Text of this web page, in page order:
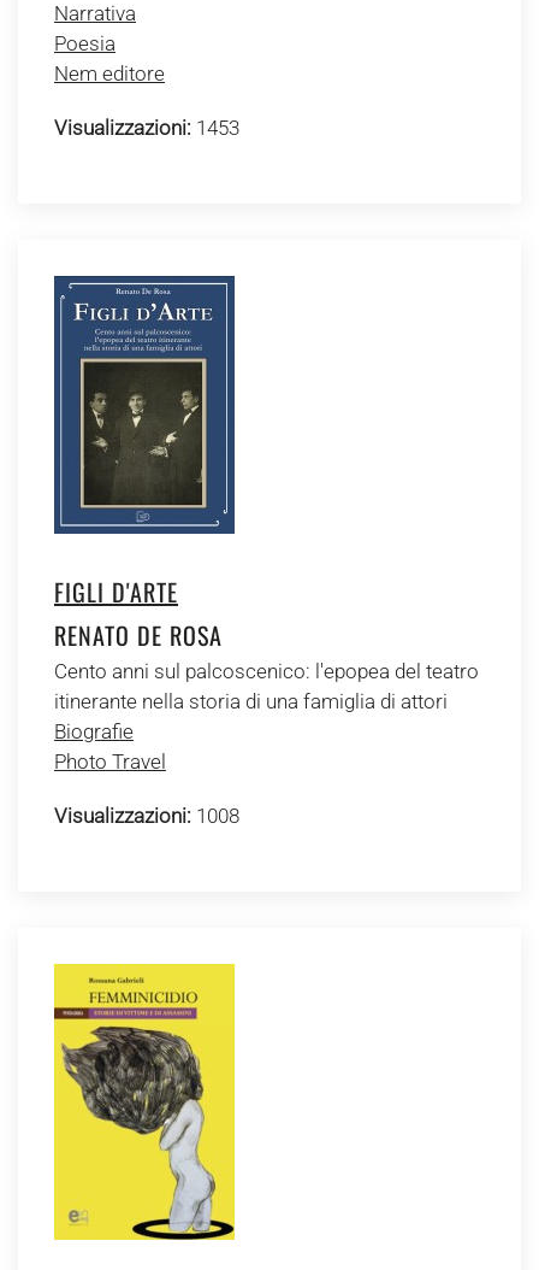
Narrativa
Poesia
Nem editore
Visualizzazioni: 1453
FIGLI D'ARTE
RENATO DE ROSA
Cento anni sul palcoscenico: l'epopea del teatro
itinerante nella storia di una famiglia di attori
Biografie
Photo Travel
Visualizzazioni: 1008